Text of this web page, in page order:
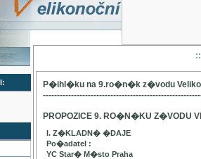
P�ihl�ku na 9.ro�n�k z�vodu
PROPOZICE 9. RO�N�KU Z�VODU
I. Z�KLADN� �DAJE
Po�adatel :
YC Star� M�sto Praha